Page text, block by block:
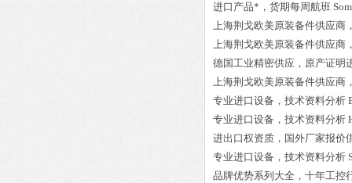
进口产品*，货期每周航班
上海荆戈欧美原装备件供应商
上海荆戈欧美原装备件供应商
德国工业精密供应，原产证明
上海荆戈欧美原装备件供应商
专业进口设备，技术资料分析
专业进口设备，技术资料分析
进出口权资质，国外厂家报价
专业进口设备，技术资料分析
品牌优势系列大全，十年工控